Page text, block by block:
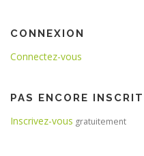
CONNEXION
Connectez-vous
PAS ENCORE
Inscrivez-vous gratuitement